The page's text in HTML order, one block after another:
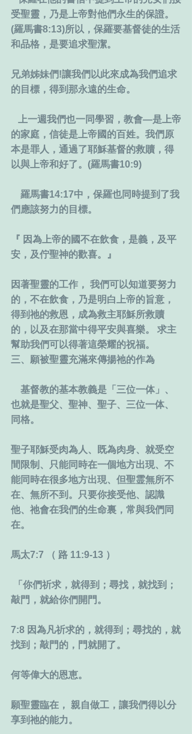
受聖靈，乃是上帝對他們永生的保證。
(羅馬書8:13)所以，保羅要基督徒的生活
和品格，是要追求聖潔。
兄弟姊妹們!讓我們以此來成為我們追求
的目標，得到那永遠的生命。
的家庭，信徒是上帝國的百姓。我們原
本是罪人，通過了耶穌基督的救贖，得
以與上帝和好了。(羅馬書10:9)
們應該努力的目標。
『 因為上帝的國不在飲食，是義，及平
安，及佇聖神的歡喜。』
因著聖靈的工作， 我們可以知道要努力
的，不在飲食，乃是明白上帝的旨意，
得到祂的救恩，成為救主耶穌所救贖
的，以及在那當中得平安與喜樂。 求主
幫助我們可以得著這榮耀的祝福。
三、願被聖靈充滿來傳揚祂的作為
基督教的基本教義是「三位一体」、
也就是聖父、聖神、聖子、三位一体、
同格。
聖子耶穌受肉為人、既為肉身、就受空
間限制、只能同時在一個地方出現、不
能同時在很多地方出現、但聖霊無所不
在、無所不到。只要你接受他、認識
他、祂會在我們的生命裏，常與我們同
在。
馬太7:7 （ 路 11:9-13 ）
敲門，就給你們開門。
7:8 因為凡祈求的，就得到；尋找的，就
找到；敲門的，門就開了。
何等偉大的恩恵。
願聖靈臨在， 親自做工，讓我們得以分
享到祂的能力。